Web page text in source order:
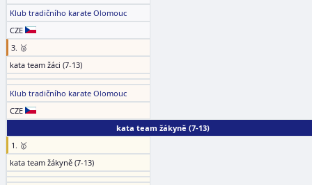
Klub tradičního karate Olomouc
CZE
3. 🥉
kata team žáci (7-13)
Klub tradičního karate Olomouc
CZE
kata team žákyně (7-13)
1. 🥇
kata team žákyně (7-13)